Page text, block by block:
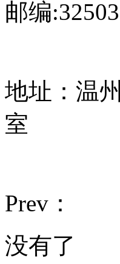
邮编
地址：温
室
Prev：
没有了